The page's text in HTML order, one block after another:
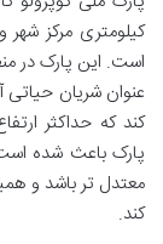
است. این پارک در
پارک باعث شده
معتدل تر باشد و
کند.